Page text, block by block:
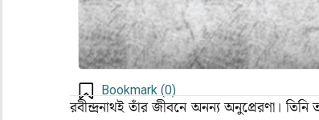
Bookmark (0)
রবীন্দ্রনাথই তাঁর জীবনে অনন্য অনুপ্রেরণা।